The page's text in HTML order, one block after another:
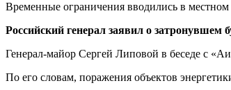
Временные ограничения вводились в местном
Российский генерал заявил о затронувшем
Генерал-майор Сергей Липовой в беседе с
По его словам, поражения объектов